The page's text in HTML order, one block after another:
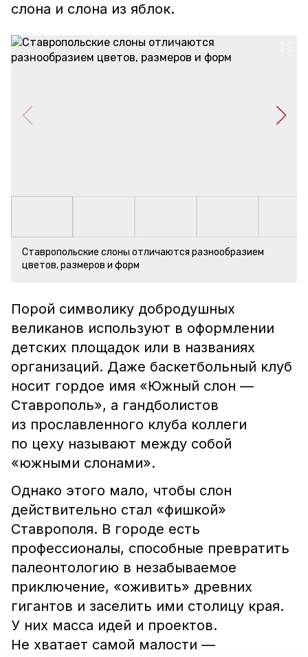
слона и слона из яблок.
Ставропольские слоны отличаются разнообразием
цветов, размеров и форм
Порой символику добродушных
великанов используют в оформлении
детских площадок или в названиях
организаций. Даже баскетбольный клуб
носит гордое имя «Южный слон —
Ставрополь», а гандболистов
из прославленного клуба коллеги
по цеху называют между собой
«южными слонами».
Однако этого мало, чтобы слон
действительно стал «фишкой»
Ставрополя. В городе есть
профессионалы, способные превратить
палеонтологию в незабываемое
приключение, «оживить» древних
гигантов и заселить ими столицу края.
У них масса идей и проектов.
Не хватает самой малости —